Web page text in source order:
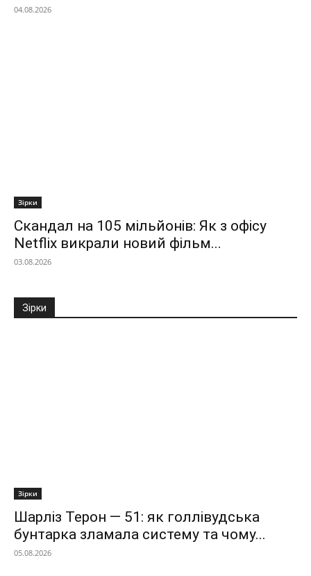
04.08.2026
Зірки
Скандал на 105 мільйонів: Як з офісу
Netflix викрали новий фільм...
03.08.2026
Зірки
Зірки
Шарліз Терон — 51: як голлівудська
бунтарка зламала систему та чому...
05.08.2026